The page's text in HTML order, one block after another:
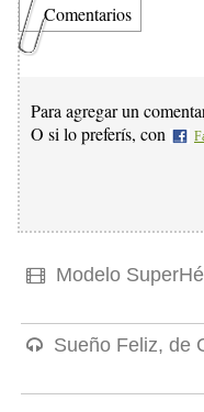
Comentarios
Para agregar un
O si lo preferís, con
Modelo
Sueño Feliz, de